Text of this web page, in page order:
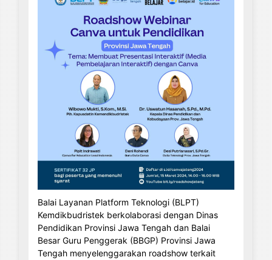
Balai Layanan Platform Teknologi (BLPT)
Kemdikbudristek berkolaborasi dengan Dinas
Pendidikan Provinsi Jawa Tengah dan Balai
Besar Guru Penggerak (BBGP) Provinsi Jawa
Tengah menyelenggarakan roadshow terkait